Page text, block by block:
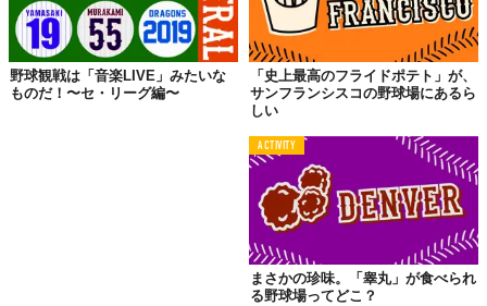
野球観戦は「音楽LIVE」みたいな
ものだ！〜セ・リーグ編〜
「史上最高のフライドポテト」が、
サンフランシスコの野球場にあるら
しい
ACTIVITY
まさかの珍味。「睾丸」が食べられ
る野球場ってどこ？